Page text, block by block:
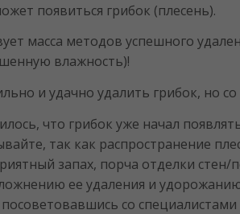
появиться грибок (плесень).
масса методов успешного
влажность)!
и удачно удалить грибок, но
что грибок уже начал
так как распространение
запах, порча отделки
ее удаления и
со